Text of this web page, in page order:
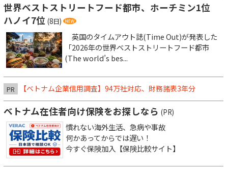
世界ベストストリートフード都市、ホーチミン1位
ハノイ7位 (8日)
英国のタイムアウト誌(Time Out)が発表した
「2026年の世界ベストストリートフード都市
(The world’s bes...
PR 【ベトナム企業信用調査】94万社対応、財務諸表3年分
ベトナム在住者向け保険をお探しなら (PR)
慣れない海外生活、急病や事故
何かあってからでは遅い！
今すぐ保険加入【保険比較サイト】